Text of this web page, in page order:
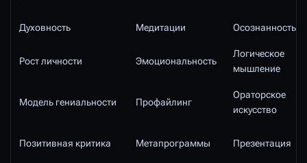
Духовность Медитации Осознанность
Рост личности Эмоциональность
Логическое
мышление
Модель гениальности Профайлинг
Ораторское
искусство
Позитивная критика Метапрограммы Презентация